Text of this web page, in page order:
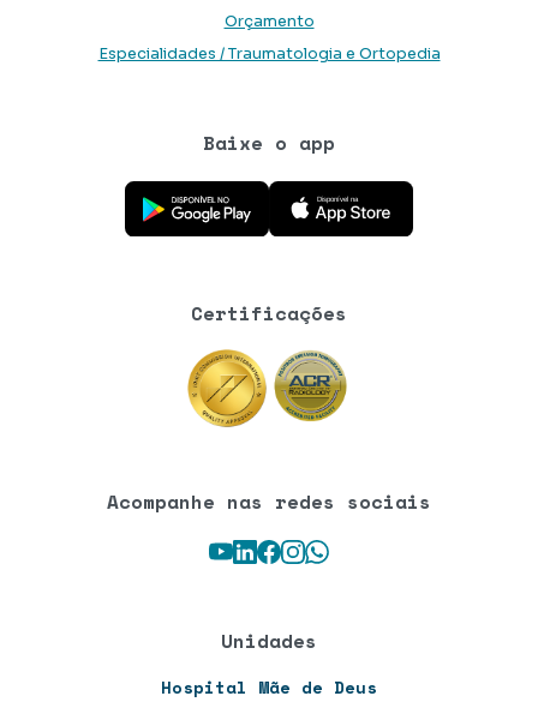
Orçamento
Especialidades / Traumatologia e Ortopedia
Baixe o app
Baixe o aplicativo na Google Play Store
Baixe o aplicativo na App Store
Certificações
Acompanhe nas redes sociais
Youtube
LinkedIn
Facebook
Instagram
WhatsApp
Unidades
Hospital Mãe de Deus